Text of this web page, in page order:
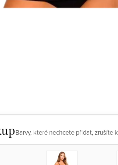
Barvy, které nechcete přidat, zrušíte